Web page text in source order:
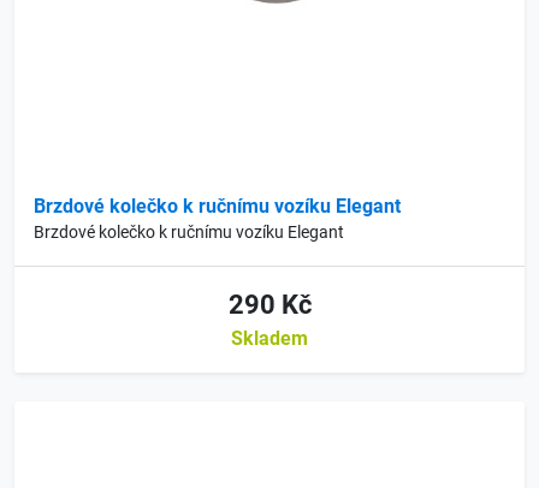
Brzdové kolečko k ručnímu vozíku Elegant
Brzdové kolečko k ručnímu vozíku Elegant
290 Kč
Skladem